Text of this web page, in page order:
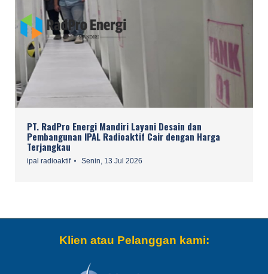
PT. RadPro Energi Mandiri Layani Desain dan
Pembangunan IPAL Radioaktif Cair dengan Harga
Terjangkau
ipal radioaktif Senin, 13 Jul 2026
Klien atau Pelanggan kami: